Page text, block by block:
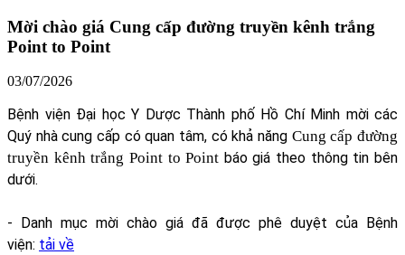
Mời chào giá Cung cấp đường truyền kênh trắng
Point to Point
03/07/2026
Bệnh viện Đại học Y Dược Thành phố Hồ Chí Minh mời các
Quý nhà cung cấp có quan tâm, có khả năng Cung cấp đường
truyền kênh trắng Point to Point báo giá theo thông tin bên
dưới.
- Danh mục mời chào giá đã được phê duyệt của Bệnh
viện: tải về